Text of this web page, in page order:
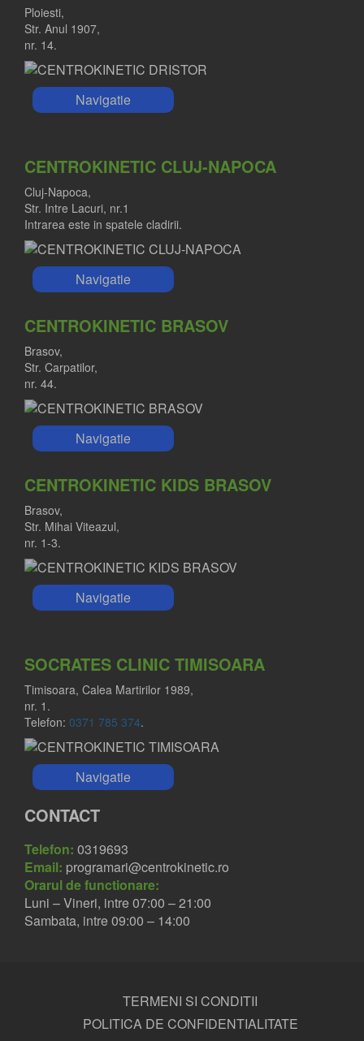
Ploiesti,
Str. Anul 1907,
nr. 14.
Navigatie
CENTROKINETIC CLUJ-NAPOCA
Cluj-Napoca,
Str. Intre Lacuri, nr.1
Intrarea este in spatele cladirii.
Navigatie
CENTROKINETIC BRASOV
Brasov,
Str. Carpatilor,
nr. 44.
Navigatie
CENTROKINETIC KIDS BRASOV
Brasov,
Str. Mihai Viteazul,
nr. 1-3.
Navigatie
SOCRATES CLINIC TIMISOARA
Timisoara, Calea Martirilor 1989,
nr. 1.
Telefon: 0371 785 374.
Navigatie
CONTACT
Telefon: 0319693
Email: programari@centrokinetic.ro
Orarul de functionare:
Luni – Vineri, intre 07:00 – 21:00
Sambata, intre 09:00 – 14:00
TERMENI SI CONDITII
POLITICA DE CONFIDENTIALITATE